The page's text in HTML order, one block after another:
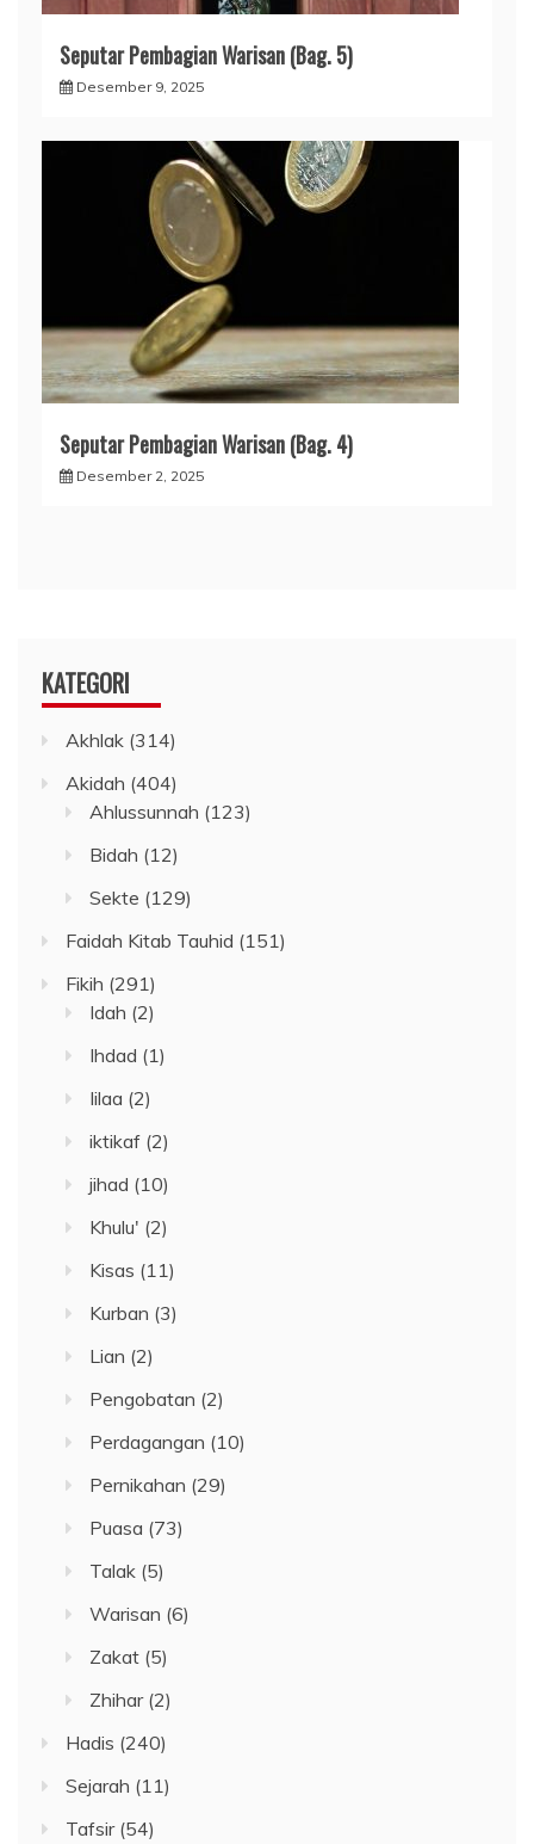
Seputar Pembagian Warisan (Bag. 5)
Desember 9, 2025
Seputar Pembagian Warisan (Bag. 4)
Desember 2, 2025
KATEGORI
Akhlak (314)
Akidah (404)
Ahlussunnah (123)
Bidah (12)
Sekte (129)
Faidah Kitab Tauhid (151)
Fikih (291)
Idah (2)
Ihdad (1)
Iilaa (2)
iktikaf (2)
jihad (10)
Khulu' (2)
Kisas (11)
Kurban (3)
Lian (2)
Pengobatan (2)
Perdagangan (10)
Pernikahan (29)
Puasa (73)
Talak (5)
Warisan (6)
Zakat (5)
Zhihar(2)
Hadis (240)
Sejarah (11)
Tafsir(54)